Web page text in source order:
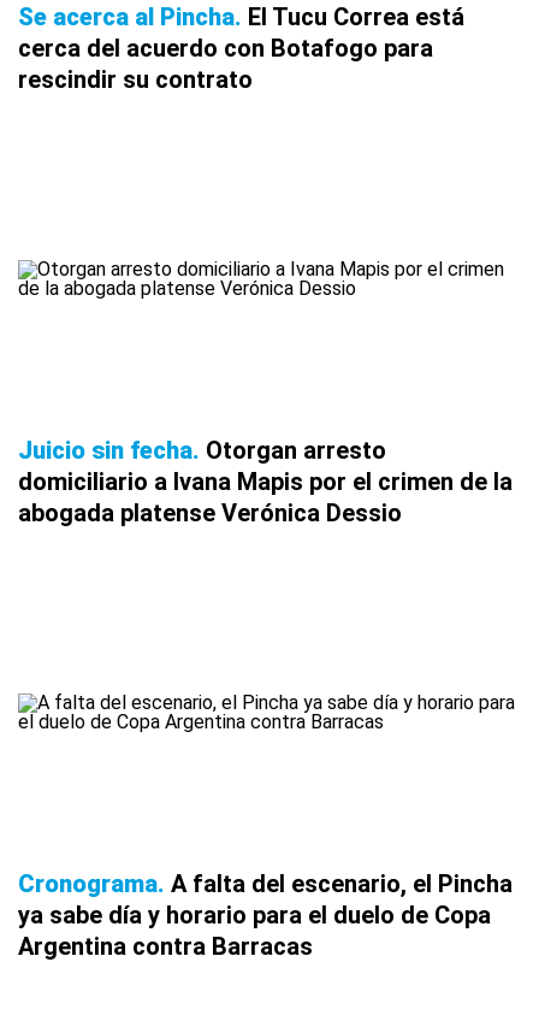
Se acerca al Pincha El Tucu Correa está
cerca del acuerdo con Botafogo para
rescindir su contrato
Juicio sin fecha Otorgan arresto
domiciliario a Ivana Mapis por el crimen de la
abogada platense Verónica Dessio
Cronograma A falta del escenario, el Pincha
ya sabe día y horario para el duelo de Copa
Argentina contra Barracas